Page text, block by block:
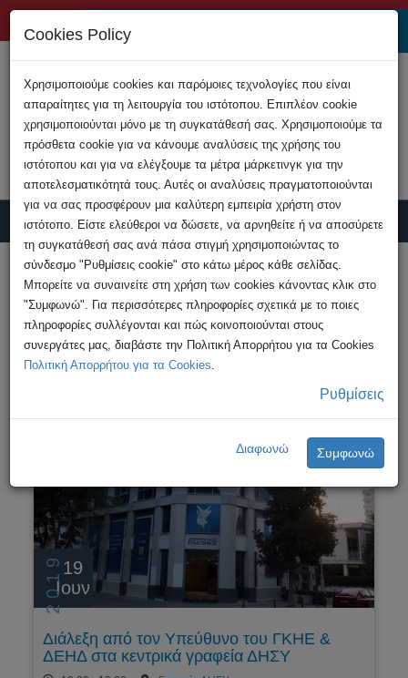
Υποβολή Καταγγελίας
HOME
Εκδηλώσεις
Διάλεξη από τον Υπεύθυνο του ΓΚΗΕ &
ΔΕΗΔ στα κεντρικά ...
201919
Ιουν
Διάλεξη από τον Υπεύθυνο του ΓΚΗΕ &
ΔΕΗΔ στα κεντρικά γραφεία ΔΗΣΥ
Cookies Policy
Χρησιμοποιούμε cookies και παρόμοιες τεχνολογίες που είναι
απαραίτητες για τη λειτουργία του ιστότοπου. Επιπλέον cookie
χρησιμοποιούνται μόνο με τη συγκατάθεσή σας. Χρησιμοποιούμε τα
πρόσθετα cookie για να κάνουμε αναλύσεις της χρήσης του
ιστότοπου και για να ελέγξουμε τα μέτρα μάρκετινγκ για την
αποτελεσματικότητά τους. Αυτές οι αναλύσεις πραγματοποιούνται
για να σας προσφέρουν μια καλύτερη εμπειρία χρήστη στον
ιστότοπο. Είστε ελεύθεροι να δώσετε, να αρνηθείτε ή να αποσύρετε
τη συγκατάθεσή σας ανά πάσα στιγμή χρησιμοποιώντας το
σύνδεσμο "Ρυθμίσεις cookie" στο κάτω μέρος κάθε σελίδας.
Μπορείτε να συναινείτε στη χρήση των cookies κάνοντας κλικ στο
"Συμφωνώ". Για περισσότερες πληροφορίες σχετικά με το ποιες
πληροφορίες συλλέγονται και πώς κοινοποιούνται στους
συνεργάτες μας, διαβάστε την Πολιτική Απορρήτου για τα Cookies
Πολιτική Απορρήτου για τα Cookies.
Ρυθμίσεις
Διαφωνώ Συμφωνώ